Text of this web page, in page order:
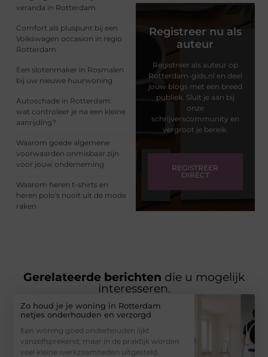
veranda in Rotterdam
Comfort als pluspunt bij een
Volkswagen occasion in regio
Rotterdam
Een slotenmaker in Rosmalen
bij uw nieuwe huurwoning
Autoschade in Rotterdam:
wat controleer je na een kleine
aanrijding?
Waarom goede algemene
voorwaarden onmisbaar zijn
voor jouw onderneming
Waarom heren t-shirts en
heren polo's nooit uit de mode
raken
Registreer nu als
auteur
Registreer als auteur op
Rotterdam-gids.nl en deel
jouw blogs met een breed
publiek. Sluit je aan bij
onze
schrijverscommunity en
vergroot je bereik.
REGISTREER
DIRECT
Gerelateerde berichten die u mogelijk
interesseren.
Zo houd je je woning in Rotterdam
netjes onderhouden en verzorgd
Een woning goed onderhouden lijkt
vanzelfsprekend, maar in de praktijk worden
veel kleine werkzaamheden uitgesteld.